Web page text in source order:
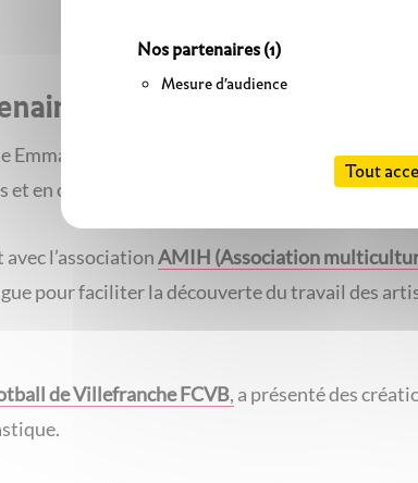
Nos partenaires(1)
Mesure d'audience
Tout
de l’édition 2025
Emmanuelle Della Schiava de la compagnie «
et en centre-ville, qui ont transporté petits et
l’associationAMIH (Association
pour faciliter la découverte du travail des
de Villefranche FCVB, a présenté des